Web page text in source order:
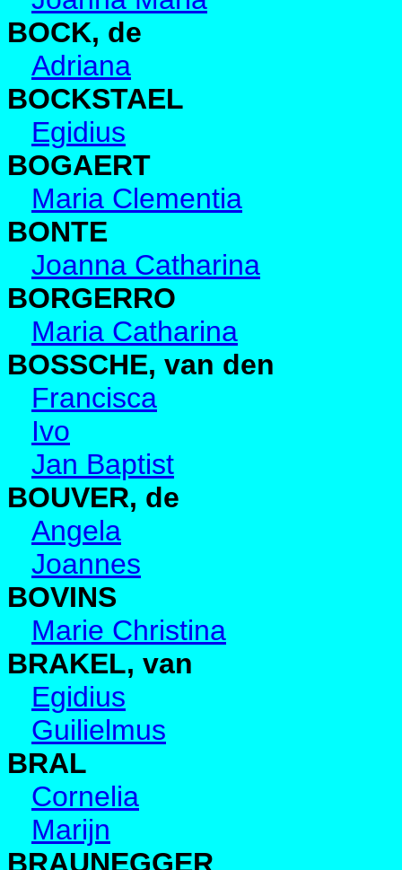
BOCK, de
Adriana
BOCKSTAEL
Egidius
BOGAERT
Maria Clementia
BONTE
Joanna Catharina
BORGERRO
Maria Catharina
BOSSCHE, van den
Francisca
Ivo
Jan Baptist
BOUVER, de
Angela
Joannes
BOVINS
Marie Christina
BRAKEL, van
Egidius
Guilielmus
BRAL
Cornelia
Marijn
BRAUNEGGER